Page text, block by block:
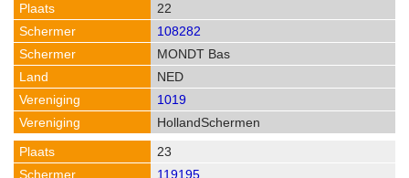
22
108282
MONDT Bas
NED
1019
HollandSchermen
23
119195